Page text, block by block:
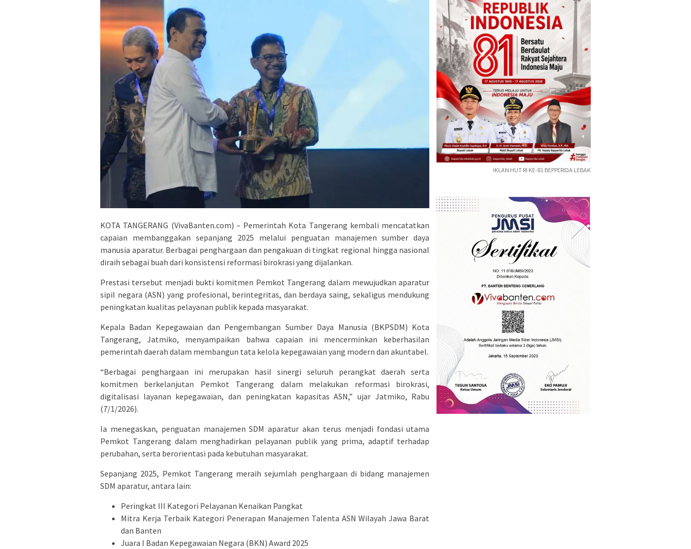
KOTA TANGERANG (VivaBanten.com) – Pemerintah Kota Tangerang kembali mencatatkan
capaian membanggakan sepanjang 2025 melalui penguatan manajemen sumber daya
manusia aparatur. Berbagai penghargaan dan pengakuan di tingkat regional hingga nasional
diraih sebagai buah dari konsistensi reformasi birokrasi yang dijalankan.
Prestasi tersebut menjadi bukti komitmen Pemkot Tangerang dalam mewujudkan aparatur
sipil negara (ASN) yang profesional, berintegritas, dan berdaya saing, sekaligus mendukung
peningkatan kualitas pelayanan publik kepada masyarakat.
Kepala Badan Kepegawaian dan Pengembangan Sumber Daya Manusia (BKPSDM) Kota
Tangerang, Jatmiko, menyampaikan bahwa capaian ini mencerminkan keberhasilan
pemerintah daerah dalam membangun tata kelola kepegawaian yang modern dan akuntabel.
“Berbagai penghargaan ini merupakan hasil sinergi seluruh perangkat daerah serta
komitmen berkelanjutan Pemkot Tangerang dalam melakukan reformasi birokrasi,
digitalisasi layanan kepegawaian, dan peningkatan kapasitas ASN,” ujar Jatmiko, Rabu
(7/1/2026).
Ia menegaskan, penguatan manajemen SDM aparatur akan terus menjadi fondasi utama
Pemkot Tangerang dalam menghadirkan pelayanan publik yang prima, adaptif terhadap
perubahan, serta berorientasi pada kebutuhan masyarakat.
Sepanjang 2025, Pemkot Tangerang meraih sejumlah penghargaan di bidang manajemen
SDM aparatur, antara lain:
Peringkat III Kategori Pelayanan Kenaikan Pangkat
Mitra Kerja Terbaik Kategori Penerapan Manajemen Talenta ASN Wilayah Jawa Barat
dan Banten
Juara I Badan Kepegawaian Negara (BKN) Award 2025
IKLAN HUT RI KE-81 BEPPERIDA LEBAK